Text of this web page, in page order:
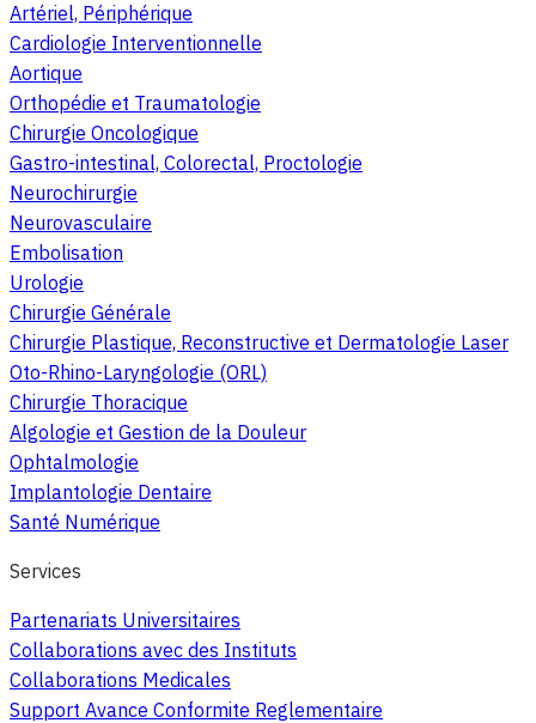
Artériel, Périphérique
Cardiologie Interventionnelle
Aortique
Orthopédie et Traumatologie
Chirurgie Oncologique
Gastro-intestinal, Colorectal, Proctologie
Neurochirurgie
Neurovasculaire
Embolisation
Urologie
Chirurgie Générale
Chirurgie Plastique, Reconstructive et Dermatologie Laser
Oto-Rhino-Laryngologie (ORL)
Chirurgie Thoracique
Algologie et Gestion de la Douleur
Ophtalmologie
Implantologie Dentaire
Santé Numérique
Services
Partenariats Universitaires
Collaborations avec des Instituts
Collaborations Medicales
Support Avance Conformite Reglementaire